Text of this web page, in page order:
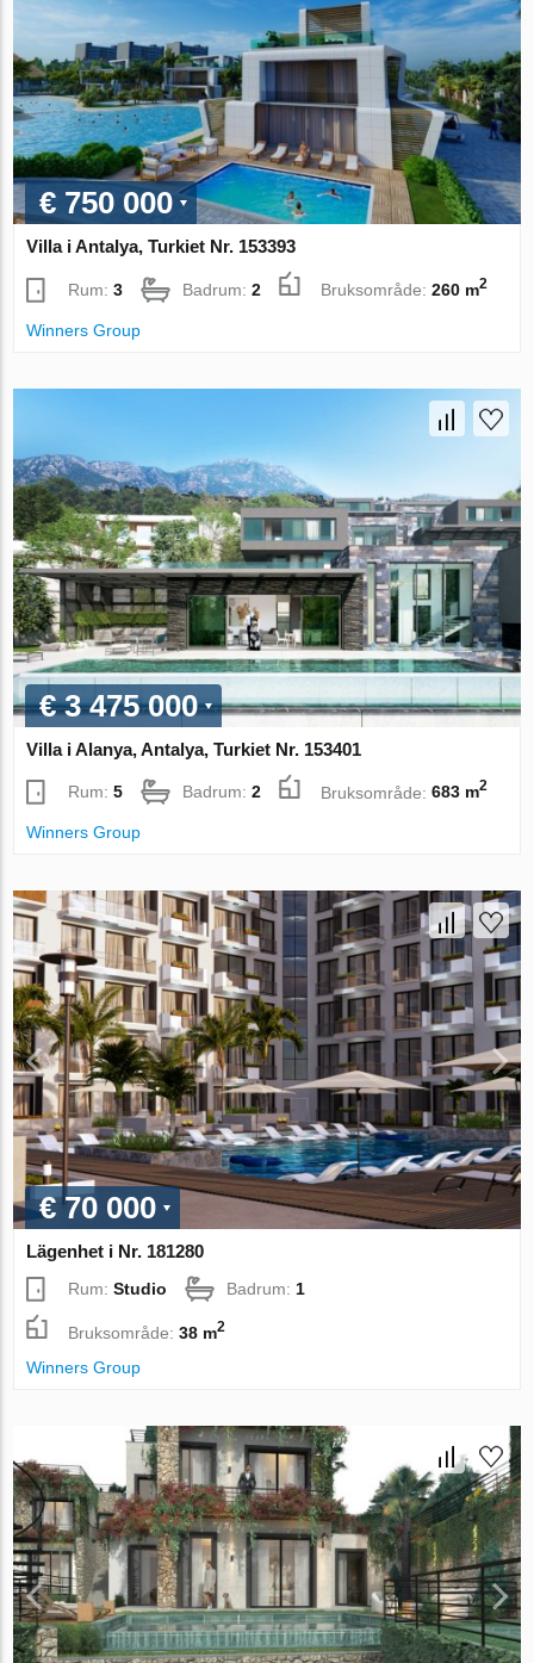
€ 750 000
Villa i Antalya, Turkiet Nr. 153393
Rum:3 Badrum:2 Bruksområde:260 m2
Winners Group
€ 3 475 000
Villa i Alanya, Antalya, Turkiet Nr. 153401
Rum:5 Badrum:2 Bruksområde:683 m2
Winners Group
€ 70 000
Lägenhet i Nr. 181280
Rum:Studio Badrum: 1
Bruksområde:38 m2
Winners Group